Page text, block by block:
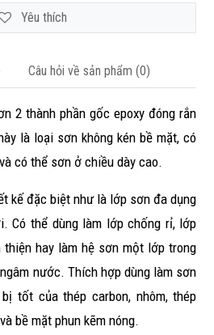
Yêu thích
Câu hỏi về sản phẩm (0)
2 thành phần gốc epoxy đóng rắn
là loại sơn không kén bề mặt, có
có thể sơn ở chiều dày cao.
kế đặc biệt như là lớp sơn đa dụng
Có thể dùng làm lớp chống rỉ, lớp
thiện hay làm hệ sơn một lớp trong
nước. Thích hợp dùng làm sơn
tốt của thép carbon, nhôm, thép
bề mặt phun kẽm nóng.